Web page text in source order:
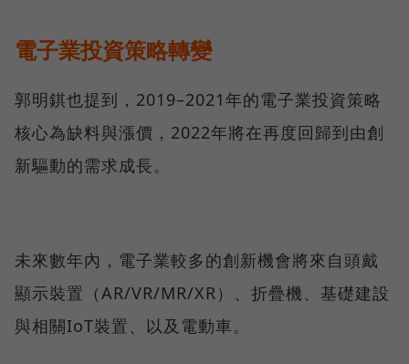
電子業投資策略轉變
郭明錤也提到，2019–2021年的電子業投資策略
核心為缺料與漲價，2022年將在再度回歸到由創
新驅動的需求成長。
未來數年內，電子業較多的創新機會將來自頭戴
顯示裝置（AR/VR/MR/XR）、折疊機、基礎建設
與相關IoT裝置、以及電動車。